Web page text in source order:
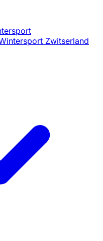
Zwitserland